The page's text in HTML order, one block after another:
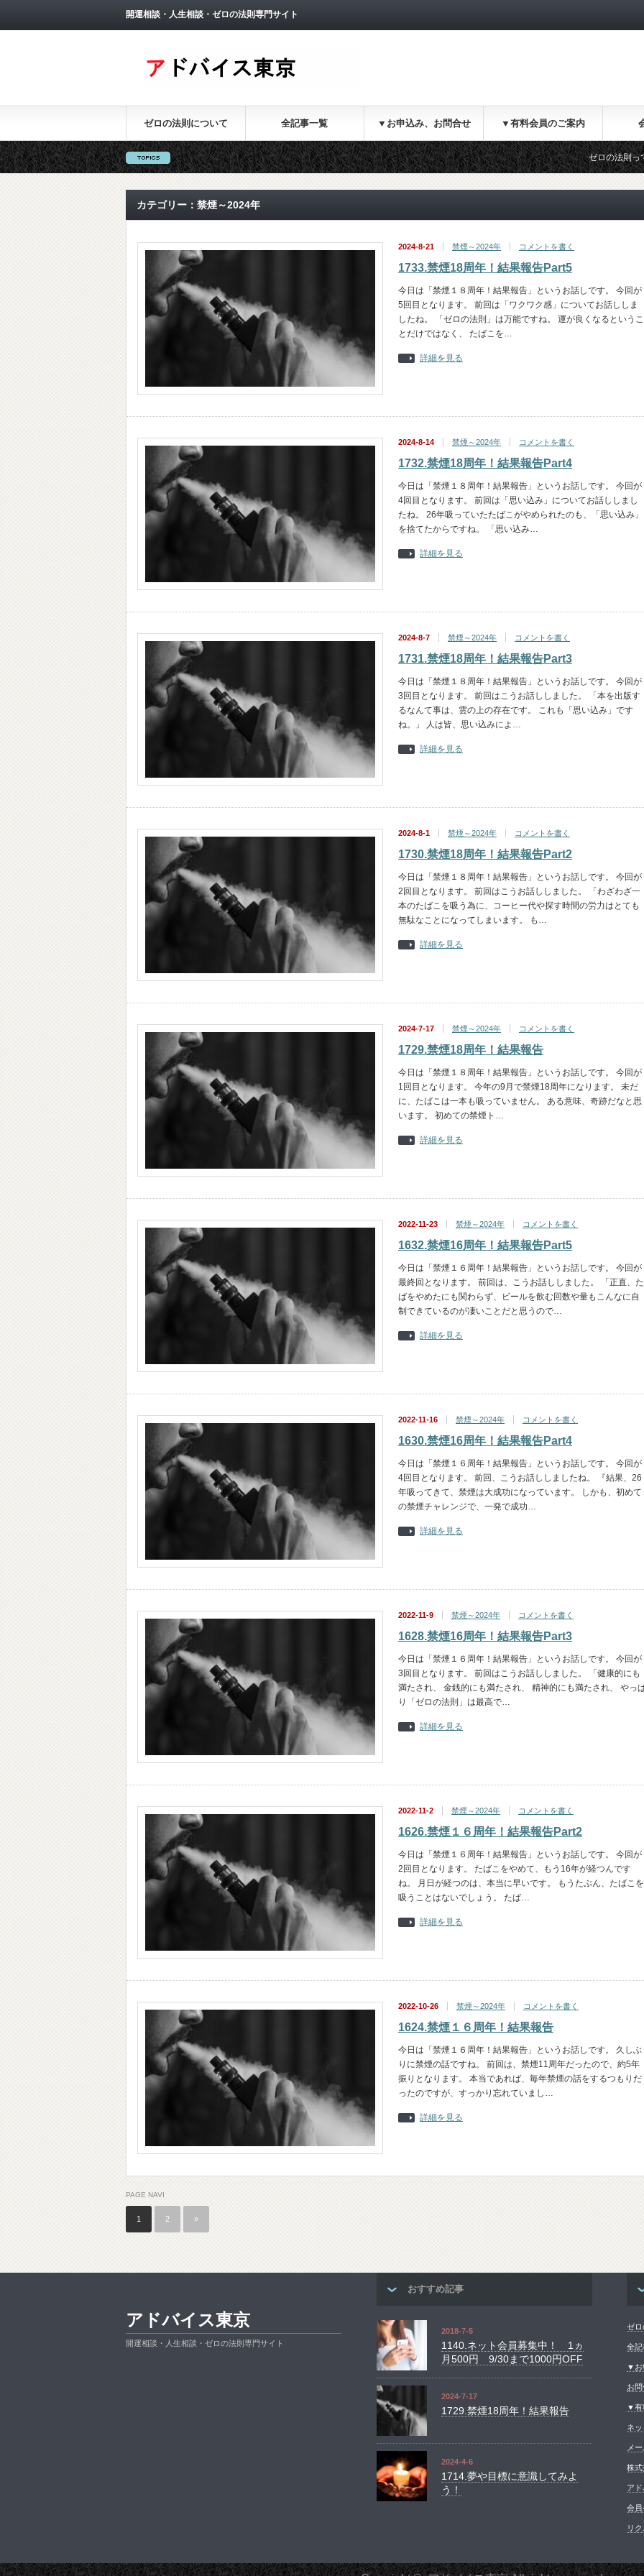
開運相談・人生相談・ゼロの法則専門サイト
ゼロの法則について 全記事一覧 ▼お申込み、お問合せ ▼有料会員のご案内
ゼロの法則ってなあに？
カテゴリー：禁煙～2024年
2024-8-21 禁煙～2024年 コメントを書く
1733.禁煙18周年！結果報告Part5
今日は「禁煙１８周年！結果報告」というお話しです。 今回が
5回目となります。 前回は「ワクワク感」についてお話ししま
したね。 「ゼロの法則」は万能ですね。 運が良くなるというこ
とだけではなく、 たばこを…
詳細を見る
2024-8-14 禁煙～2024年 コメントを書く
1732.禁煙18周年！結果報告Part4
今日は「禁煙１８周年！結果報告」というお話しです。 今回が
4回目となります。 前回は「思い込み」についてお話ししまし
たね。 26年吸っていたたばこがやめられたのも、「思い込み」
を捨てたからですね。 「思い込み…
詳細を見る
2024-8-7 禁煙～2024年 コメントを書く
1731.禁煙18周年！結果報告Part3
今日は「禁煙１８周年！結果報告」というお話しです。 今回が
3回目となります。 前回はこうお話ししました。 「本を出版す
るなんて事は、雲の上の存在です。 これも「思い込み」です
ね。」 人は皆、思い込みによ…
詳細を見る
2024-8-1 禁煙～2024年 コメントを書く
1730.禁煙18周年！結果報告Part2
今日は「禁煙１８周年！結果報告」というお話しです。 今回が
2回目となります。 前回はこうお話ししました。 「わざわざ一
本のたばこを吸う為に、コーヒー代や探す時間の労力はとても
無駄なことになってしまいます。 も…
詳細を見る
2024-7-17 禁煙～2024年 コメントを書く
1729.禁煙18周年！結果報告
今日は「禁煙１８周年！結果報告」というお話しです。 今回が
1回目となります。 今年の9月で禁煙18周年になります。 未だ
に、たばこは一本も吸っていません。 ある意味、奇跡だなと思
います。 初めての禁煙ト…
詳細を見る
2022-11-23 禁煙～2024年 コメントを書く
1632.禁煙16周年！結果報告Part5
今日は「禁煙１６周年！結果報告」というお話しです。 今回が
最終回となります。 前回は、こうお話ししました。 「正直、た
ばをやめたにも関わらず、ビールを飲む回数や量もこんなに自
制できているのが凄いことだと思うので…
詳細を見る
2022-11-16 禁煙～2024年 コメントを書く
1630.禁煙16周年！結果報告Part4
今日は「禁煙１６周年！結果報告」というお話しです。 今回が
4回目となります。 前回、こうお話ししましたね。 『結果、26
年吸ってきて、禁煙は大成功になっています。 しかも、初めて
の禁煙チャレンジで、一発で成功…
詳細を見る
2022-11-9 禁煙～2024年 コメントを書く
1628.禁煙16周年！結果報告Part3
今日は「禁煙１６周年！結果報告」というお話しです。 今回が
3回目となります。 前回はこうお話ししました。 「健康的にも
満たされ、 金銭的にも満たされ、 精神的にも満たされ、 やっ
り「ゼロの法則」は最高で…
詳細を見る
2022-11-2 禁煙～2024年 コメントを書く
1626.禁煙１６周年！結果報告Part2
今日は「禁煙１６周年！結果報告」というお話しです。 今回が
2回目となります。 たばこをやめて、もう16年が経つんです
ね。 月日が経つのは、本当に早いです。 もうたぶん、たばこを
吸うことはないでしょう。 たば…
詳細を見る
2022-10-26 禁煙～2024年 コメントを書く
1624.禁煙１６周年！結果報告
今日は「禁煙１６周年！結果報告」というお話しです。 久しぶ
りに禁煙の話ですね。 前回は、禁煙11周年だったので、約5年
振りとなります。 本当であれば、毎年禁煙の話をするつもりだ
ったのですが、すっかり忘れていまし…
詳細を見る
PAGE NAVI
1 2 »
おすすめ記事
2018-7-5
1140.ネット会員募集中！ 1ヵ
月500円 9/30まで1000円OFF
2024-7-17
1729.禁煙18周年！結果報告
2024-4-6
1714.夢や目標に意識してみよ
う！
ゼロ
全記
▼お
お
▼有
ネ
メ
株式
ア
会員
リ
アドバイス東京
開運相談・人生相談・ゼロの法則専門サイト